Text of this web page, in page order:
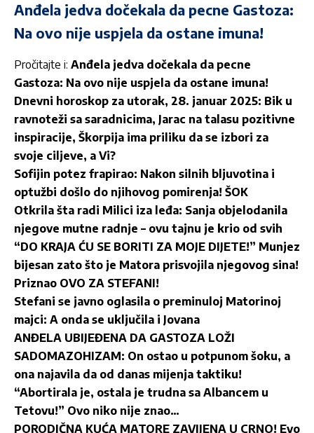
Anđela jedva dočekala da pecne Gastoza:
Na ovo nije uspjela da ostane imuna!
Pročitajte i: Anđela jedva dočekala da pecne
Gastoza: Na ovo nije uspjela da ostane imuna!
Dnevni horoskop za utorak, 28. januar 2025: Bik u
ravnoteži sa saradnicima, Jarac na talasu pozitivne
inspiracije, Škorpija ima priliku da se izbori za
svoje ciljeve, a Vi?
Sofijin potez frapirao: Nakon silnih bljuvotina i
optužbi došlo do njihovog pomirenja! ŠOK
Otkrila šta radi Milici iza leđa: Sanja objelodanila
njegove mutne radnje – ovu tajnu je krio od svih
“DO KRAJA ĆU SE BORITI ZA MOJE DIJETE!” Munjez
bijesan zato što je Matora prisvojila njegovog sina!
Priznao OVO ZA STEFANI!
Stefani se javno oglasila o preminuloj Matorinoj
majci: A onda se uključila i Jovana
ANĐELA UBIJEĐENA DA GASTOZA LOŽI
SADOMAZOHIZAM: On ostao u potpunom šoku, a
ona najavila da od danas mijenja taktiku!
“Abortirala je, ostala je trudna sa Albancem u
Tetovu!” Ovo niko nije znao…
PORODIČNA KUĆA MATORE ZAVIJENA U CRNO! Evo